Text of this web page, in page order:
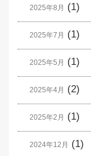
2025年8月 (1)
2025年7月 (1)
2025年5月 (1)
2025年4月 (2)
2025年2月 (1)
2024年12月 (1)